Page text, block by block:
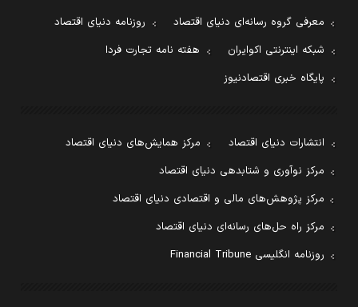
معرفی گروه رسانه‌ای دنیای اقتصاد
روزنامه دنیای اقتصاد
شبکه اینترنتی اکوایران
هفته نامه تجارت فردا
پایگاه خبری اقتصادنیوز
انتشارات دنیای اقتصاد
مرکز همایش‌های دنیای اقتصاد
مرکز نوآوری و شتابدهی دنیای اقتصاد
مرکز پژوهش‌های مالی و اقتصادی دنیای اقتصاد
مرکز راه حل‌های رسانه‌ای دنیای اقتصاد
روزنامه انگلیسی Financial Tribune